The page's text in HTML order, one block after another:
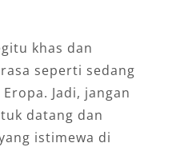
khas dan
seperti sedang
Jadi, jangan
datang dan
istimewa di